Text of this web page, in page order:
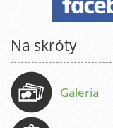
Na skróty
Galeria